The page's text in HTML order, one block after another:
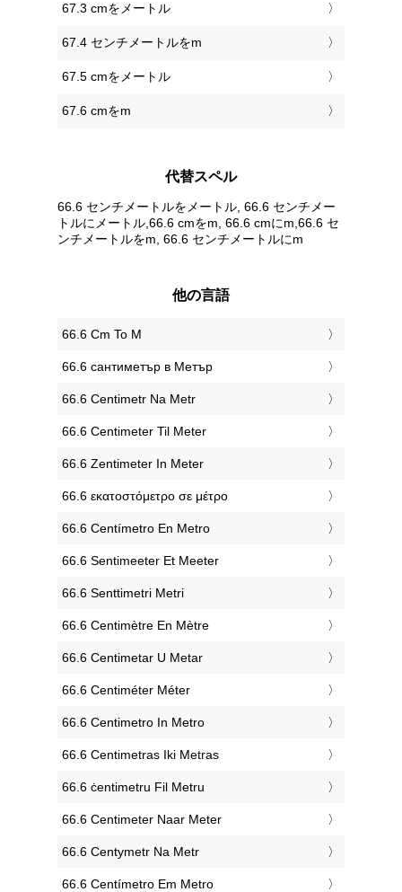
67.3 cmをメートル
67.4 センチメートルをm
67.5 cmをメートル
67.6 cmをm
代替スペル
66.6 センチメートルをメートル, 66.6 センチメー
トルにメートル,66.6 cmをm, 66.6 cmにm,66.6 セ
ンチメートルをm, 66.6 センチメートルにm
他の言語
‎66.6 Cm To M
‎66.6 сантиметър в Метър
‎66.6 Centimetr Na Metr
‎66.6 Centimeter Til Meter
‎66.6 Zentimeter In Meter
‎66.6 εκατοστόμετρο σε μέτρο
‎66.6 Centímetro En Metro
‎66.6 Sentimeeter Et Meeter
‎66.6 Senttimetri Metri
‎66.6 Centimètre En Mètre
‎66.6 Centimetar U Metar
‎66.6 Centiméter Méter
‎66.6 Centimetro In Metro
‎66.6 Centimetras Iki Metras
‎66.6 ċentimetru Fil Metru
‎66.6 Centimeter Naar Meter
‎66.6 Centymetr Na Metr
‎66.6 Centímetro Em Metro